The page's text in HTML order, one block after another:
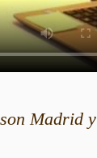
Madrid y